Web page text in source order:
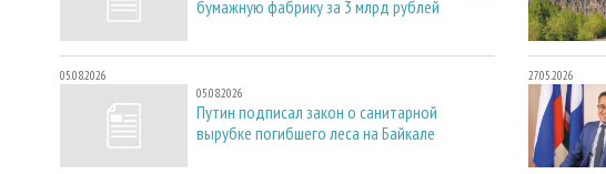
бумажную фабрику за 3 млрд рублей
05.08.2026
05.08.2026
Путин подписал закон о санитарной
вырубке погибшего леса на Байкале
27.05.2026